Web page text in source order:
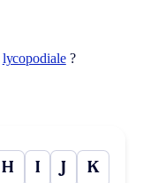
lycopodiale?
H I J K